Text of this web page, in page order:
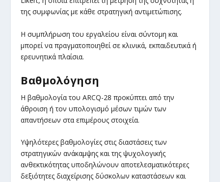
της συμφωνίας με κάθε στρατηγική αντιμετώπισης.
Η συμπλήρωση του εργαλείου είναι σύντομη και
μπορεί να πραγματοποιηθεί σε κλινικά, εκπαιδευτικά ή
ερευνητικά πλαίσια.
Βαθμολόγηση
Η βαθμολογία του ARCQ-28 προκύπτει από την
άθροιση ή τον υπολογισμό μέσων τιμών των
απαντήσεων στα επιμέρους στοιχεία.
Υψηλότερες βαθμολογίες στις διαστάσεις των
στρατηγικών ανάκαμψης και της ψυχολογικής
ανθεκτικότητας υποδηλώνουν αποτελεσματικότερες
δεξιότητες διαχείρισης δύσκολων καταστάσεων και